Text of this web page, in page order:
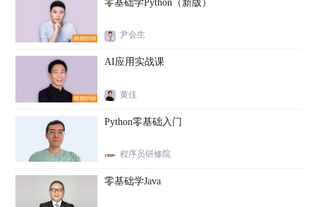
零基础学Python（新版）
尹会生
AI应用实战课
黄佳
Python零基础入门
程序员研修院
零基础学Java